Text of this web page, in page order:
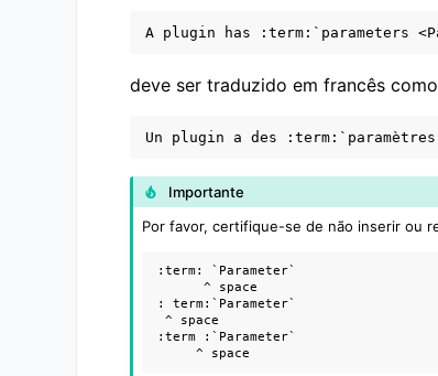
deve ser traduzido em francês como
Importante
Por favor, certifique-se de não inserir ou
:term: `Parameter`
      ^ space
: term:`Parameter`
^ space
:term :`Parameter`